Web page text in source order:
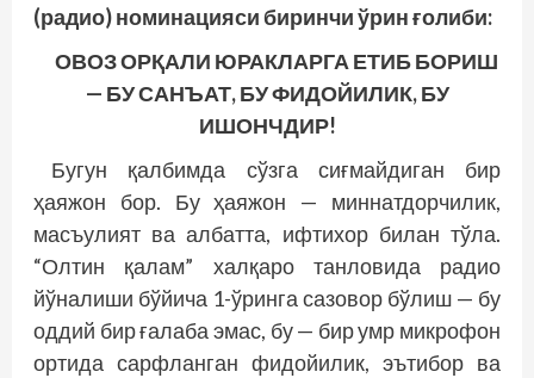
(радио) номинацияси биринчи ўрин ғолиби:
ОВОЗ ОРҚАЛИ ЮРАКЛАРГА ЕТИБ БОРИШ
— БУ САНЪАТ, БУ ФИДОЙИЛИК, БУ
ИШОНЧДИР!
Бугун қалбимда сўзга сиғмайдиган бир
ҳаяжон бор. Бу ҳаяжон — миннатдорчилик,
масъулият ва албатта, ифтихор билан тўла.
“Олтин қалам” халқаро танловида радио
йўналиши бўйича 1-ўринга сазовор бўлиш — бу
оддий бир ғалаба эмас, бу — бир умр микрофон
ортида сарфланган фидойилик, эътибор ва